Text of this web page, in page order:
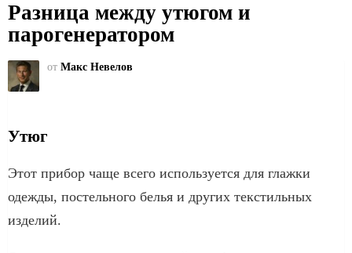
Разница между утюгом и
парогенератором
от Макс Невелов
Утюг
Этот прибор чаще всего используется для глажки
одежды, постельного белья и других текстильных
изделий.